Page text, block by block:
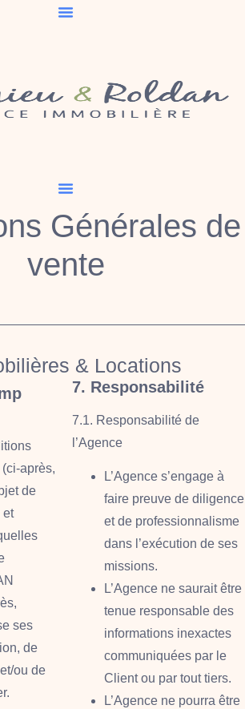
Générales de
vente
& Locations
après,
de
et
ses
de
ou de
7. Responsabilité
7.1. Responsabilité de
l’Agence
L’Agence s’engage à
faire preuve de diligence
et de professionnalisme
dans l’exécution de ses
missions.
L’Agence ne saurait être
tenue responsable des
informations inexactes
communiquées par le
Client ou par tout tiers.
L’Agence ne pourra être